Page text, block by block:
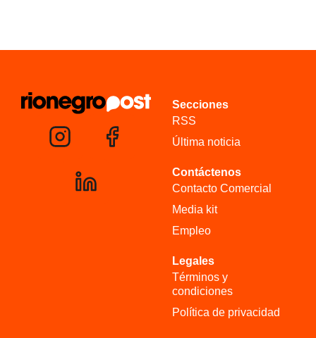
Secciones
RSS
Última noticia
Contáctenos
Contacto Comercial
Media kit
Empleo
Legales
Términos y
condiciones
Política de privacidad